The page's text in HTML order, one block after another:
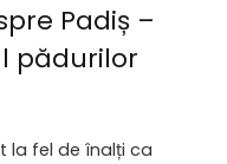
Padiș –
pădurilor
la fel de înalți ca